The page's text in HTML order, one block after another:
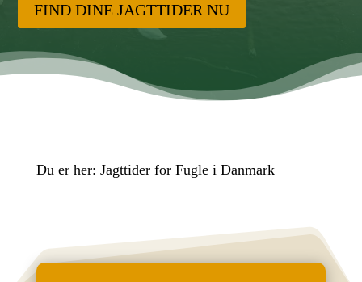
FIND DINE JAGTTIDER NU
Du er her: Jagttider for Fugle i Danmark